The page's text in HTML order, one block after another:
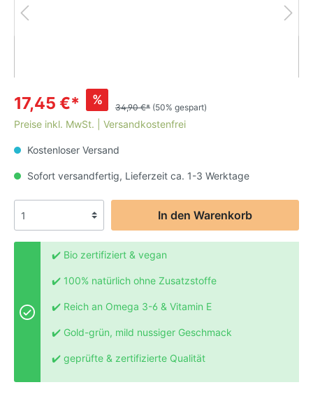
17,45 €* %
34,90 €* (50% gespart)
Preise inkl. MwSt. | Versandkostenfrei
Kostenloser Versand
Sofort versandfertig, Lieferzeit ca. 1-3 Werktage
In den Warenkorb
✔️ Bio zertifiziert & vegan
✔️ 100% natürlich ohne Zusatzstoffe
✔️ Reich an Omega 3-6 & Vitamin E
✔️ Gold-grün, mild nussiger Geschmack
✔️ geprüfte & zertifizierte Qualität